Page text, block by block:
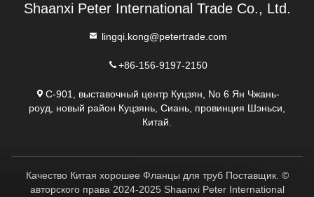
Shaanxi Peter International Trade Co., Ltd.
lingqi.kong@petertrade.com
+86-156-9197-2150
C-901, выставочный центр Куцзян, No 6 Ян Чжань-
роуд, новый район Куцзянь, Сиань, провинция Шэньси,
Китай.
Качество Китая хорошее Фланцы для труб Поставщик. ©
авторского права 2024-2025 Shaanxi Peter International